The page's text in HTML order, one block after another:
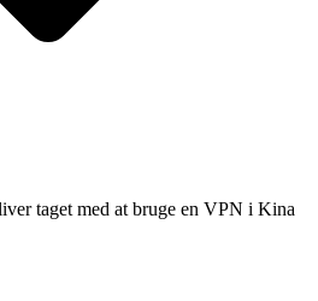
taget med at bruge en VPN i Kina